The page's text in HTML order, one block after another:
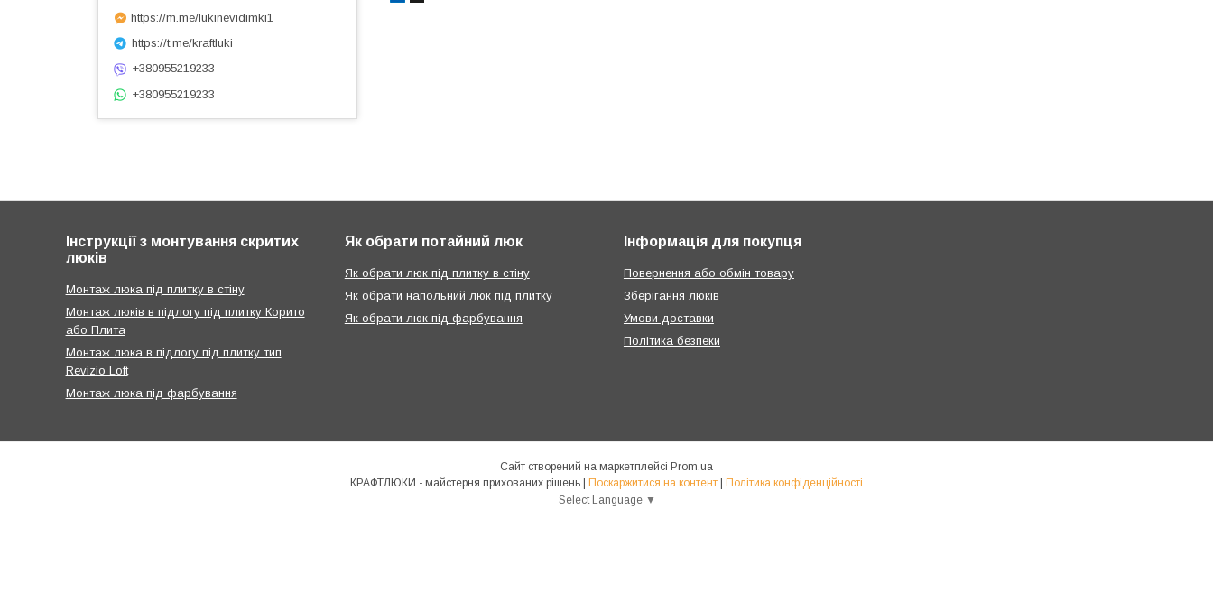
https://m.me/lukinevidimki1
https://t.me/kraftluki
+380955219233
+380955219233
Інструкції з монтування скритих
люків
Монтаж люка під плитку в стіну
Монтаж люків в підлогу під плитку Корито
або Плита
Монтаж люка в підлогу під плитку тип
Revizio Loft
Монтаж люка під фарбування
Як обрати потайний люк
Як обрати люк під плитку в стіну
Як обрати напольний люк під плитку
Як обрати люк під фарбування
Інформація для покупця
Повернення або обмін товару
Зберігання люків
Умови доставки
Політика безпеки
Сайт створений на маркетплейсі Prom.ua
Поскаржитися на контент
Політика конфіденційності
Select Language ▼